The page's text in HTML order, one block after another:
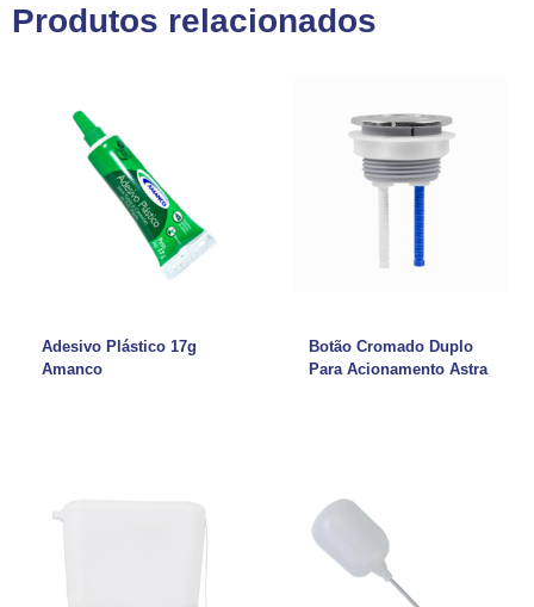
Produtos relacionados
Adesivo Plástico 17g
Amanco
Botão Cromado Duplo
Para Acionamento Astra